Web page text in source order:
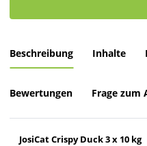
Beschreibung Inhalte
Bewertungen Frage zum
JosiCat Crispy Duck 3 x 10 kg